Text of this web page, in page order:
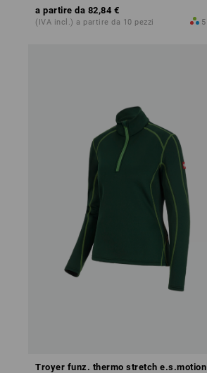
a partire da 82,84 €
(IVA incl.) a partire da 10 pezzi 5
Troyer funz. thermo stretch e.s.motion